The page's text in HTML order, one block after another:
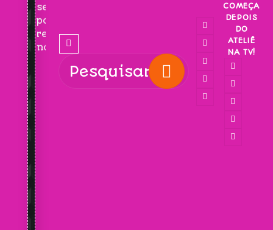
se
para
receber
novidades!
COMEÇA
DEPOIS
DO
ATELIÊ
NA TV!